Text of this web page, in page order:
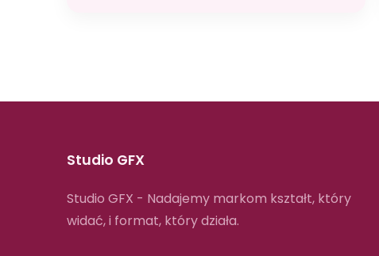
Studio GFX
Studio GFX - Nadajemy markom kształt, który
widać, i format, który działa.